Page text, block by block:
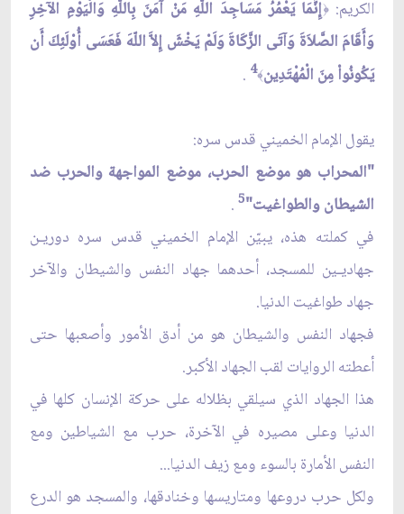
الكريم: ﴿إِنَّمَا يَعْمُرُ مَسَاجِدَ اللّهِ مَنْ آمَنَ بِاللّهِ وَالْيَوْمِ الآخِرِ
وَأَقَامَ الصَّلاَةَ وَآتَى الزَّكَاةَ وَلَمْ يَخْشَ إِلاَّ اللّهَ فَعَسَى أُوْلَئِكَ أَن
يَكُونُواْ مِنَ الْمُهْتَدِين﴾4
.
يقول الإمام الخميني قدس سره:
"المحراب هو موضع الحرب، موضع المواجهة والحرب ضد
الشيطان والطواغيت"5
.
في كملته هذه، يبيّن الإمام الخميني قدس سره دوريـن
جهاديـين للمسجد، أحدهما جهاد النفس والشيطان والآخر
جهاد طواغيت الدنيا.
فجهاد النفس والشيطان هو من أدق الأمور وأصعبها حتى
أعطته الروايات لقب الجهاد الأكبر.
هذا الجهاد الذي سيلقي بظلاله على حركة الإنسان كلها في
الدنيا وعلى مصيره في الآخرة، حرب مع الشياطين ومع
النفس الأمارة بالسوء ومع زيف الدنيا...
ولكل حرب دروعها ومتاريسها وخنادقها، والمسجد هو الدرع